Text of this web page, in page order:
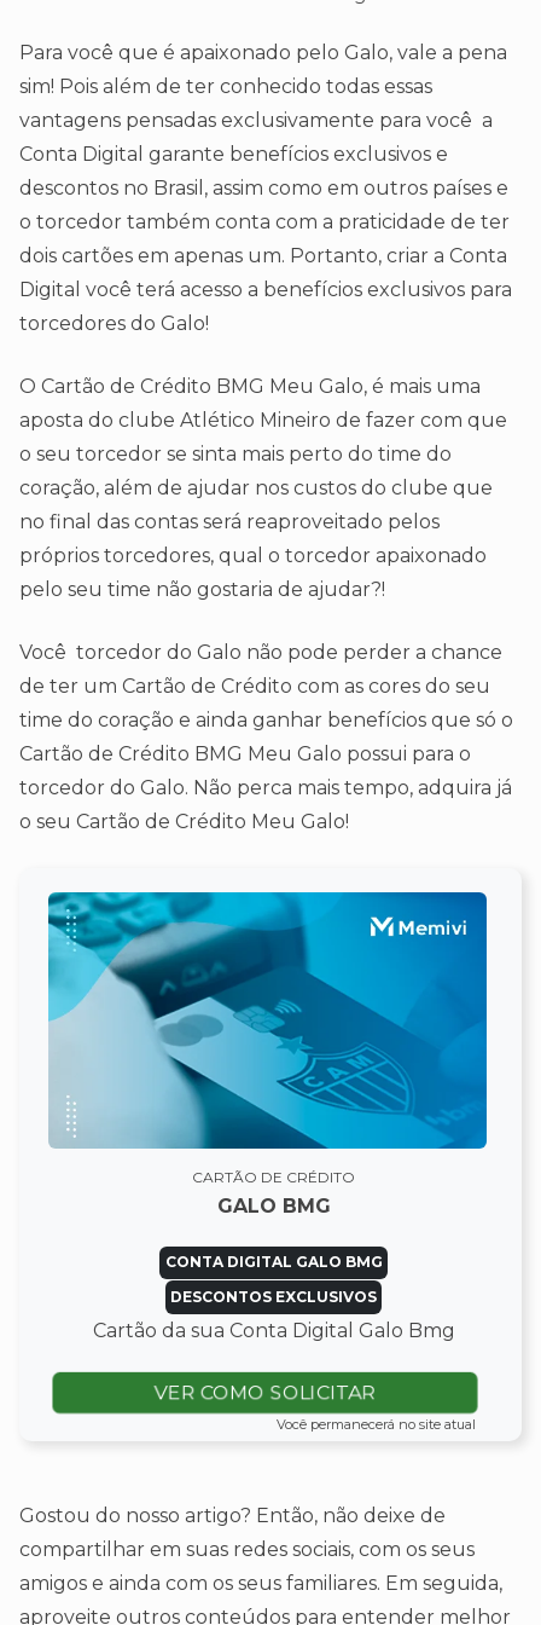
Para você que é apaixonado pelo Galo, vale a pena
sim! Pois além de ter conhecido todas essas
vantagens pensadas exclusivamente para você a
Conta Digital garante benefícios exclusivos e
descontos no Brasil, assim como em outros países e
o torcedor também conta com a praticidade de ter
dois cartões em apenas um. Portanto, criar a Conta
Digital você terá acesso a benefícios exclusivos para
torcedores do Galo!
O Cartão de Crédito BMG Meu Galo, é mais uma
aposta do clube Atlético Mineiro de fazer com que
o seu torcedor se sinta mais perto do time do
coração, além de ajudar nos custos do clube que
no final das contas será reaproveitado pelos
próprios torcedores, qual o torcedor apaixonado
pelo seu time não gostaria de ajudar?!
Você torcedor do Galo não pode perder a chance
de ter um Cartão de Crédito com as cores do seu
time do coração e ainda ganhar benefícios que só o
Cartão de Crédito BMG Meu Galo possui para o
torcedor do Galo. Não perca mais tempo, adquira já
o seu Cartão de Crédito Meu Galo!
CARTÃO DE CRÉDITO
GALO BMG
CONTA DIGITAL GALO BMG
DESCONTOS EXCLUSIVOS
Cartão da sua Conta Digital Galo Bmg
VER COMO SOLICITAR
Você permanecerá no site atual
Gostou do nosso artigo? Então, não deixe de
compartilhar em suas redes sociais, com os seus
amigos e ainda com os seus familiares. Em seguida,
aproveite outros conteúdos para entender melhor